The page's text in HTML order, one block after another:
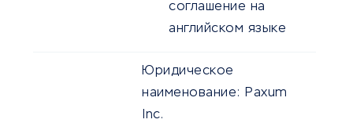
соглашение на
английском языке
Юридическое
наименование: Paxum
Inc.